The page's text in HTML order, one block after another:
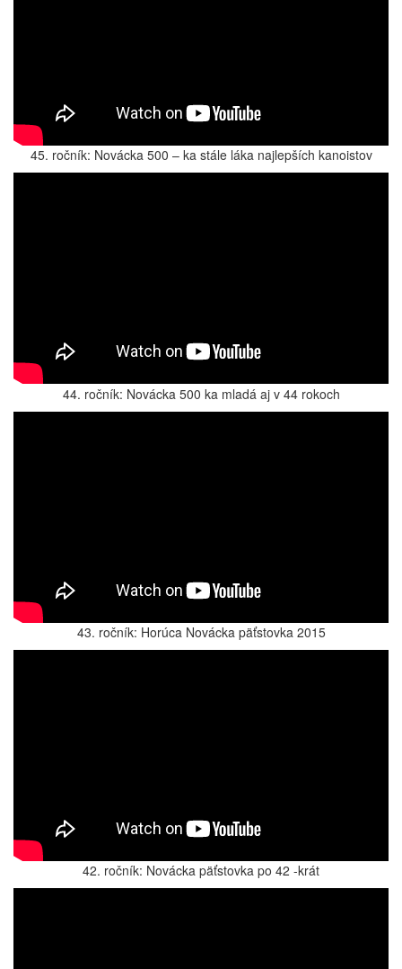
45. ročník: Novácka 500 – ka stále láka najlepších kanoistov
44. ročník: Novácka 500 ka mladá aj v 44 rokoch
43. ročník: Horúca Novácka päťstovka 2015
42. ročník: Novácka päťstovka po 42 -krát